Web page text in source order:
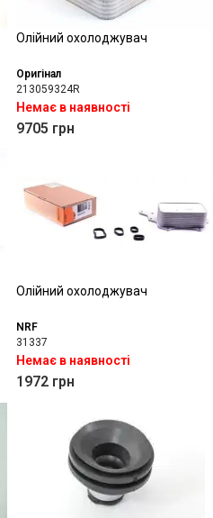
Олійний охолоджувач
Оригінал
213059324R
Немає в наявності
9705 грн
Олійний охолоджувач
NRF
31337
Немає в наявності
1972 грн